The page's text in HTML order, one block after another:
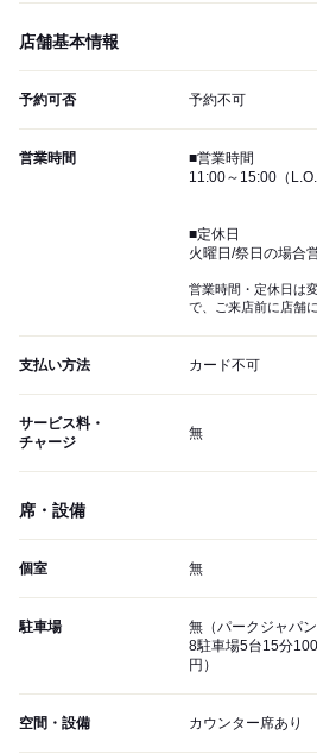
店舗基本情報
予約可否 予約不可
営業時間
■営業時間
11:00～15:00（
■定休日
火曜日/祭日の場合
営業時間・定休日は
で、ご来店前に店舗
支払い方法 カード不可
サービス料・
チャージ
無
席・設備
個室 無
駐車場
無（パークジャパ
8駐車場5台15分
円）
空間・設備 カウンター席あり